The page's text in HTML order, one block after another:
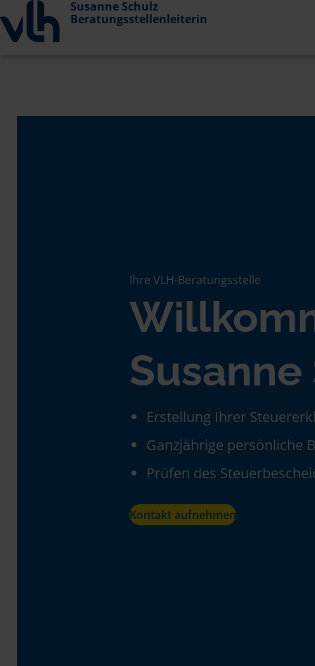
Susanne Schulz
Beratungsstellenleiterin
Ihre VLH-Beratungsstelle
Erstellung Ihrer
Ganzjährige persönliche
Prüfen des
Kontakt aufnehmen